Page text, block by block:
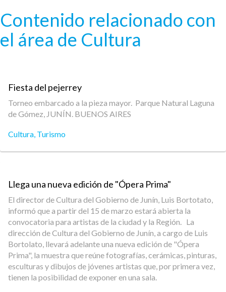
Contenido relacionado con
el área de Cultura
Fiesta del pejerrey
Torneo embarcado a la pieza mayor. Parque Natural Laguna
de Gómez, JUNÍN. BUENOS AIRES
Cultura, Turismo
Llega una nueva edición de "Ópera Prima"
El director de Cultura del Gobierno de Junín, Luis Bortotato,
informó que a partir del 15 de marzo estará abierta la
convocatoria para artistas de la ciudad y la Región. La
dirección de Cultura del Gobierno de Junín, a cargo de Luis
Bortolato, llevará adelante una nueva edición de "Ópera
Prima", la muestra que reúne fotografías, cerámicas, pinturas,
esculturas y dibujos de jóvenes artistas que, por primera vez,
tienen la posibilidad de exponer en una sala.